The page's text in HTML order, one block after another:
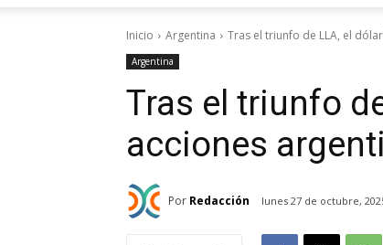
Inicio Argentina Tras el triunfo de LLA, el
Argentina
Tras el triunfo
acciones
Por Redacción lunes 27 de octubre,